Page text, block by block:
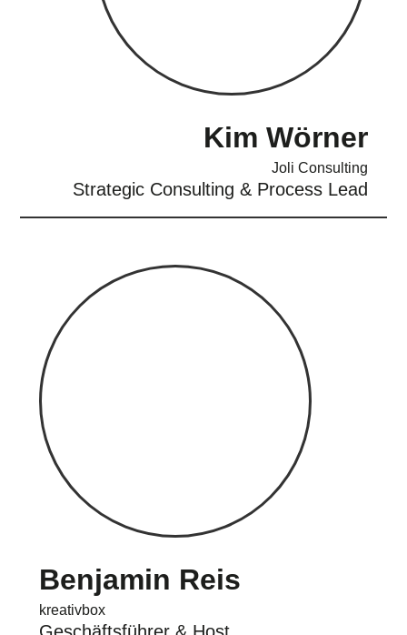
Kim Wörner
Joli Consulting
Strategic Consulting & Process Lead
Benjamin Reis
kreativbox
Geschäftsführer & Host